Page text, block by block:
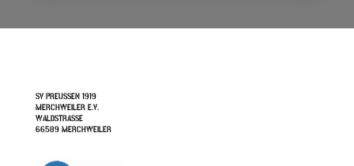
SV PREUSSEN 1919
MERCHWEILER E.V.
WALDSTRASSE
66589 MERCHWEILER